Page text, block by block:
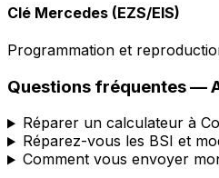
Clé Mercedes (EZS/EIS)
Programmation et
Questions fréquentes —
Réparer un calculateur à
Réparez-vous les BSI et
Comment vous envoyer